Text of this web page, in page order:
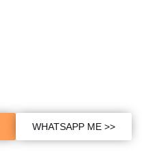
WHATSAPP ME >>